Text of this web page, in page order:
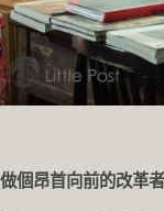
做個昂首向前的改革者